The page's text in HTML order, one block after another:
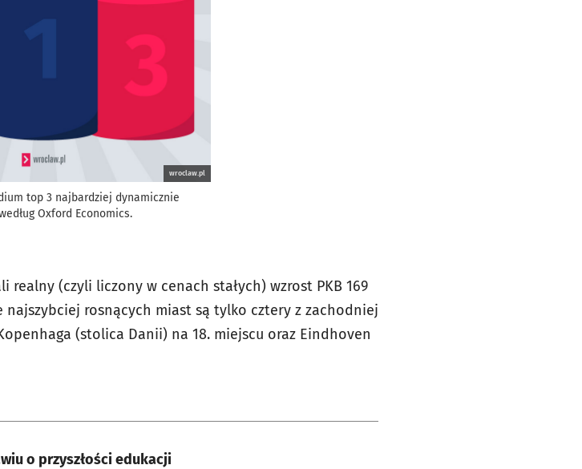
wroclaw.pl
top 3 najbardziej dynamicznie
Oxford Economics.
(czyli liczony w cenach stałych) wzrost PKB 169
rosnących miast są tylko cztery z zachodniej
(stolica Danii) na 18. miejscu oraz Eindhoven
o przyszłości edukacji